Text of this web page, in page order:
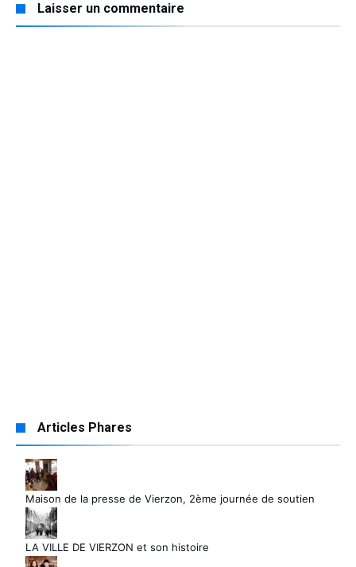
Laisser un commentaire
Articles Phares
Maison de la presse de Vierzon, 2ème journée de soutien
LA VILLE DE VIERZON et son histoire